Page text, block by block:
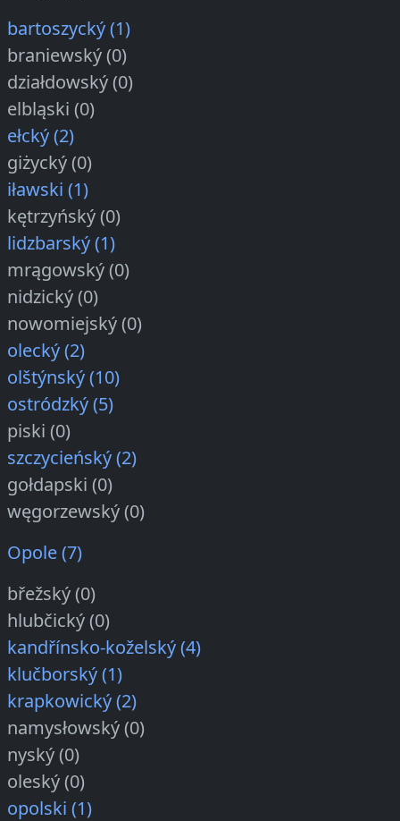
bartoszycký (1)
braniewský (0)
działdowský (0)
elbląski (0)
ełcký (2)
giżycký (0)
iławski (1)
kętrzyńský (0)
lidzbarský (1)
mrągowský (0)
nidzický (0)
nowomiejský (0)
olecký (2)
olštýnský (10)
ostródzký (5)
piski (0)
szczycieńský (2)
gołdapski (0)
węgorzewský (0)
Opole (7)
břežský (0)
hlubčický (0)
kandřínsko-koželský (4)
klučborský (1)
krapkowický (2)
namysłowský (0)
nyský (0)
oleský (0)
opolski (1)